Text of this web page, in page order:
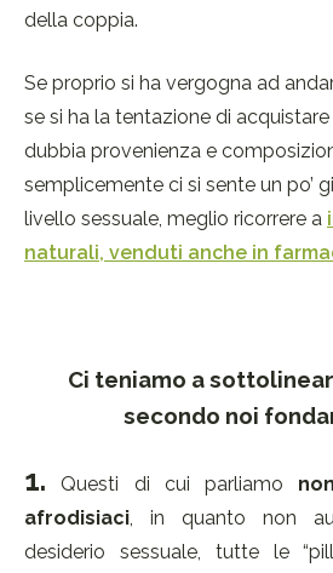
della coppia.
Se proprio si ha vergogna ad
se si ha la tentazione di
dubbia provenienza e
semplicemente ci si sente un po’
livello sessuale, meglio ricorrere a
naturali, venduti anche in
Ci teniamo a
secondo noi
1. Questi di cui parliamo
afrodisiaci, in quanto non
desiderio sessuale, tutte le